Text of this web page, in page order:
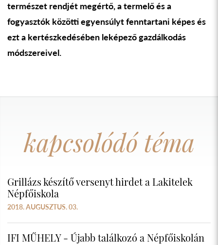
természet rendjét megértő, a termelő és a
fogyasztók közötti egyensúlyt fenntartani képes és
ezt a kertészkedésében leképező gazdálkodás
módszereivel.
kapcsolódó téma
Grillázs készítő versenyt hirdet a Lakitelek
Népfőiskola
2018. AUGUSZTUS. 03.
IFI MŰHELY - Újabb találkozó a Népfőiskolán